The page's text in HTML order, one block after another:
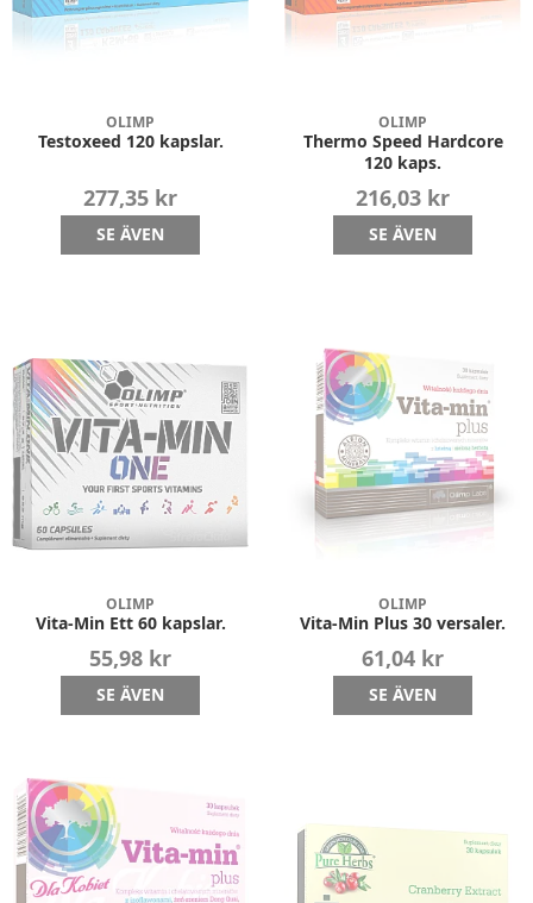
OLIMP
Testoxeed 120 kapslar.
277,35 kr
SE ÄVEN
OLIMP
Thermo Speed Hardcore
120 kaps.
216,03 kr
SE ÄVEN
OLIMP
Vita-Min Ett 60 kapslar.
55,98 kr
SE ÄVEN
OLIMP
Vita-Min Plus 30 versaler.
61,04 kr
SE ÄVEN